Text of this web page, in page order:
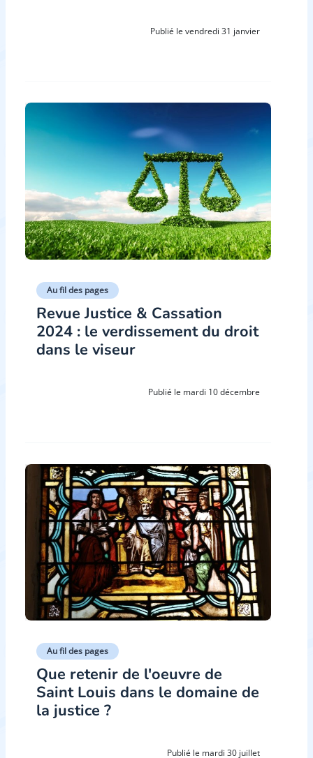
Publié le vendredi 31 janvier
Au fil des pages
Revue Justice & Cassation
2024 : le verdissement du droit
dans le viseur
Publié le mardi 10 décembre
Au fil des pages
Que retenir de l'oeuvre de
Saint Louis dans le domaine de
la justice ?
Publié le mardi 30 juillet